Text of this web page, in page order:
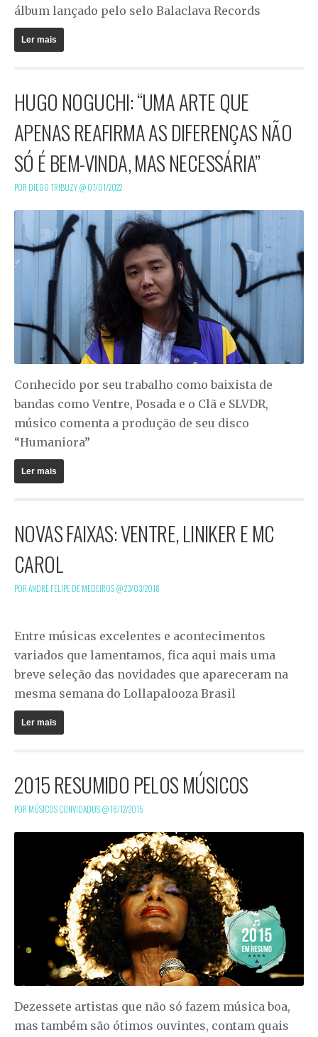
álbum lançado pelo selo Balaclava Records
Ler mais
HUGO NOGUCHI: “UMA ARTE QUE
APENAS REAFIRMA AS DIFERENÇAS NÃO
SÓ É BEM-VINDA, MAS NECESSÁRIA”
POR DIEGO TRIBUZY @07/01/2022
Conhecido por seu trabalho como baixista de
bandas como Ventre, Posada e o Clã e SLVDR,
músico comenta a produção de seu disco
“Humaniora”
Ler mais
NOVAS FAIXAS: VENTRE, LINIKER E MC
CAROL
POR ANDRÉ FELIPE DE MEDEIROS @23/03/2018
Entre músicas excelentes e acontecimentos
variados que lamentamos, fica aqui mais uma
breve seleção das novidades que apareceram na
mesma semana do Lollapalooza Brasil
Ler mais
2015 RESUMIDO PELOS MÚSICOS
POR MÚSICOS CONVIDADOS @18/12/2015
Dezessete artistas que não só fazem música boa,
mas também são ótimos ouvintes, contam quais